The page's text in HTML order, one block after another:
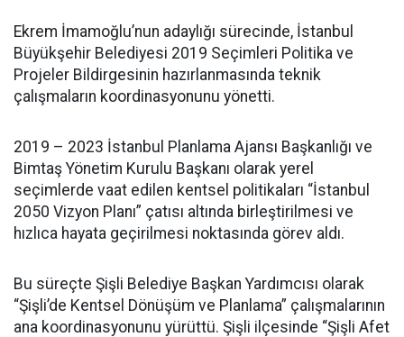
Ekrem İmamoğlu’nun adaylığı sürecinde, İstanbul
Büyükşehir Belediyesi 2019 Seçimleri Politika ve
Projeler Bildirgesinin hazırlanmasında teknik
çalışmaların koordinasyonunu yönetti.
2019 – 2023 İstanbul Planlama Ajansı Başkanlığı ve
Bimtaş Yönetim Kurulu Başkanı olarak yerel
seçimlerde vaat edilen kentsel politikaları “İstanbul
2050 Vizyon Planı” çatısı altında birleştirilmesi ve
hızlıca hayata geçirilmesi noktasında görev aldı.
Bu süreçte Şişli Belediye Başkan Yardımcısı olarak
“Şişli’de Kentsel Dönüşüm ve Planlama” çalışmalarının
ana koordinasyonunu yürüttü. Şişli ilçesinde “Şişli Afet